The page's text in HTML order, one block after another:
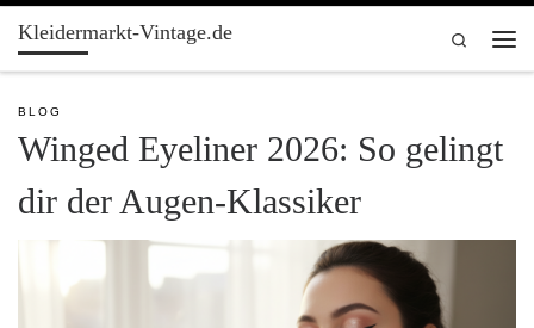
Zum Inhalt springen
Kleidermarkt-Vintage.de
Search
BLOG
Winged Eyeliner 2026: So gelingt
dir der Augen-Klassiker